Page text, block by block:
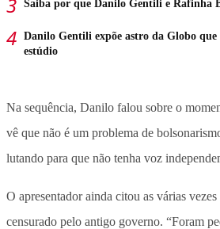
Saiba por que Danilo Gentili e Rafinha
Danilo Gentili expõe astro da Globo
estúdio
Na sequência, Danilo falou sobre o
vê que não é um problema de
lutando para que não tenha voz
O apresentador ainda citou as várias
censurado pelo antigo governo. “Foram